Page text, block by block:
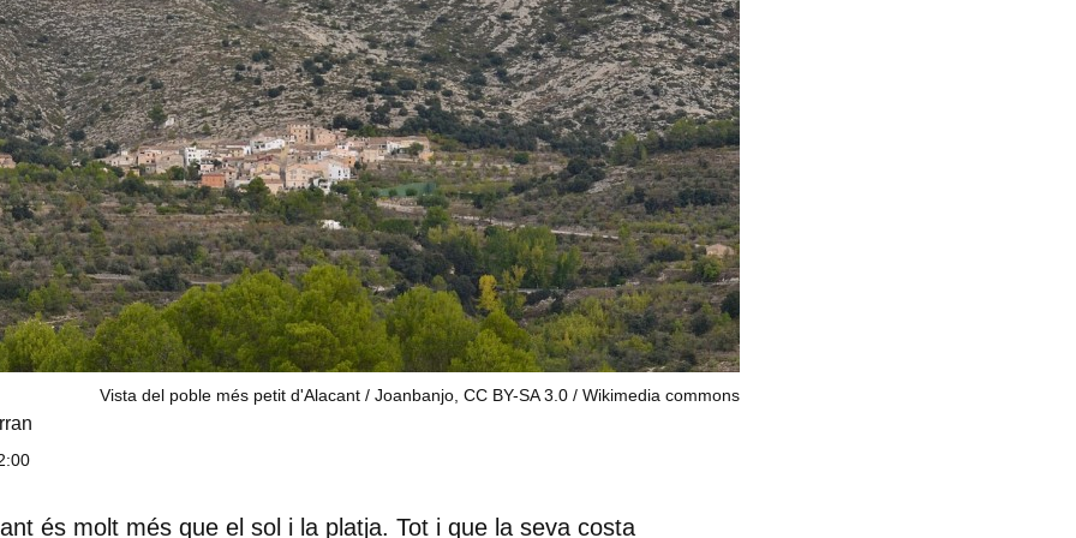
Vista del poble més petit d'Alacant / Joanbanjo, CC BY-SA 3.0 Wikimedia commons
és molt més que el sol i la platja. Tot i que la seva costa